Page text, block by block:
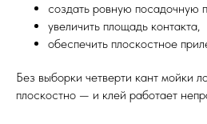
создать ровную посадочную
увеличить площадь контакта,
обеспечить плоскостное
Без выборки четверти кант мойки
плоскостно — и клей работает